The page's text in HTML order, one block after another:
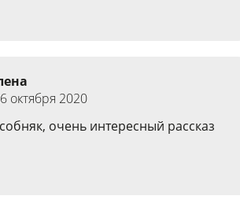
октября 2020
очень интересный рассказ